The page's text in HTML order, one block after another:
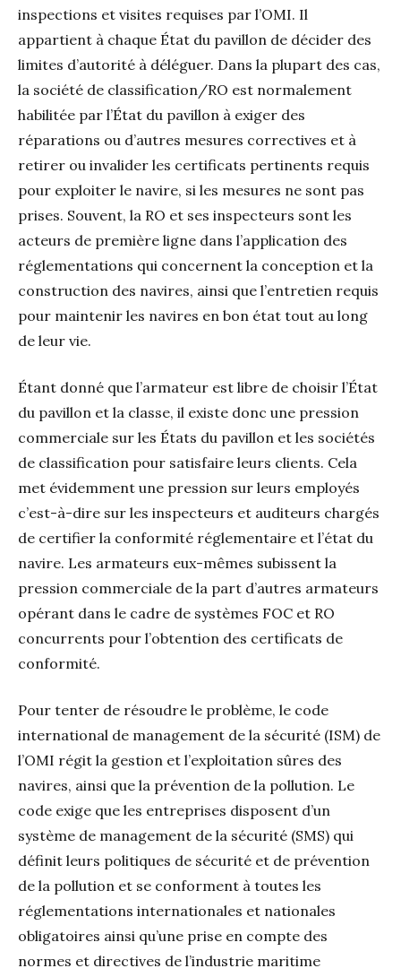
inspections et visites requises par l’OMI. Il
appartient à chaque État du pavillon de décider des
limites d’autorité à déléguer. Dans la plupart des cas,
la société de classification/RO est normalement
habilitée par l’État du pavillon à exiger des
réparations ou d’autres mesures correctives et à
retirer ou invalider les certificats pertinents requis
pour exploiter le navire, si les mesures ne sont pas
prises. Souvent, la RO et ses inspecteurs sont les
acteurs de première ligne dans l’application des
réglementations qui concernent la conception et la
construction des navires, ainsi que l’entretien requis
pour maintenir les navires en bon état tout au long
de leur vie.
Étant donné que l’armateur est libre de choisir l’État
du pavillon et la classe, il existe donc une pression
commerciale sur les États du pavillon et les sociétés
de classification pour satisfaire leurs clients. Cela
met évidemment une pression sur leurs employés
c’est-à-dire sur les inspecteurs et auditeurs chargés
de certifier la conformité réglementaire et l’état du
navire. Les armateurs eux-mêmes subissent la
pression commerciale de la part d’autres armateurs
opérant dans le cadre de systèmes FOC et RO
concurrents pour l’obtention des certificats de
conformité.
Pour tenter de résoudre le problème, le code
international de management de la sécurité (ISM) de
l’OMI régit la gestion et l’exploitation sûres des
navires, ainsi que la prévention de la pollution. Le
code exige que les entreprises disposent d’un
système de management de la sécurité (SMS) qui
définit leurs politiques de sécurité et de prévention
de la pollution et se conforment à toutes les
réglementations internationales et nationales
obligatoires ainsi qu’une prise en compte des
normes et directives de l’industrie maritime